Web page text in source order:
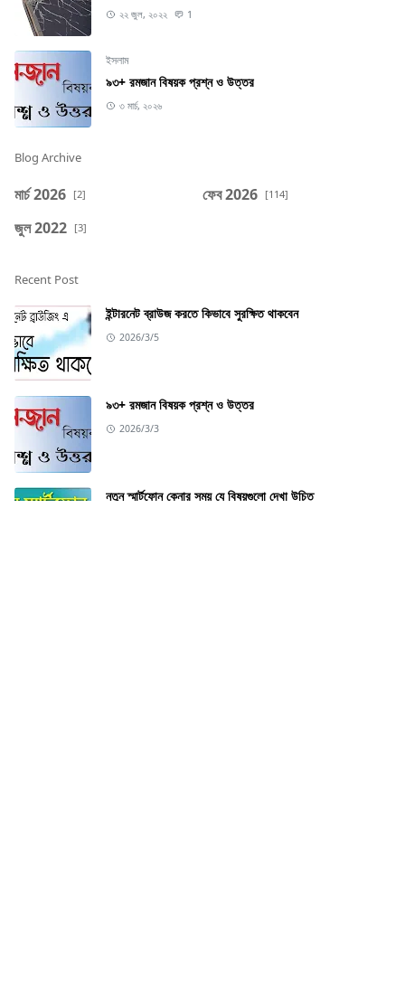
২২ জুল, ২০২২ 1
ইসলাম
৯৩+ রমজান বিষয়ক প্রশ্ন ও উত্তর
৩ মার্চ, ২০২৬
Blog Archive
মার্চ 2026 [2] ফেব 2026 [114]
জুল 2022 [3]
Recent Post
ইন্টারনেট ব্রাউজ করতে কিভাবে সুরক্ষিত থাকবেন
2026/3/5
৯৩+ রমজান বিষয়ক প্রশ্ন ও উত্তর
2026/3/3
নতুন স্মার্টফোন কেনার সময় যে বিষয়গুলো দেখা উচিত